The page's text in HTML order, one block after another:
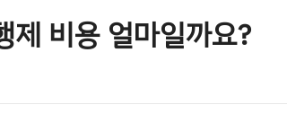
제 비용 얼마일까요?